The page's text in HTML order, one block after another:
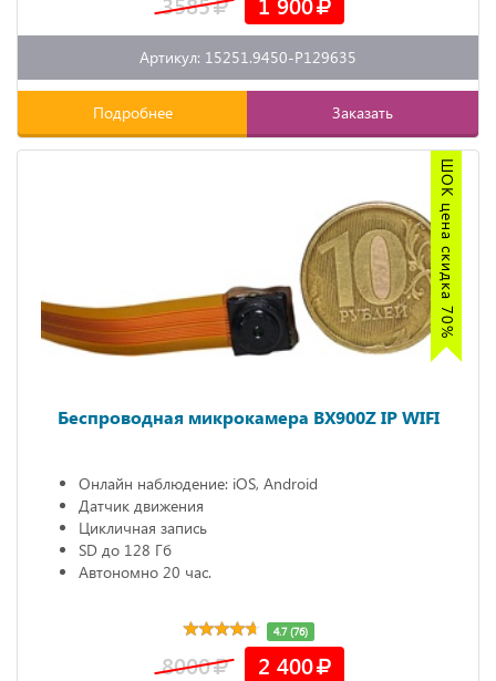
Артикул: 15251.9450-P129635
Подробнее Заказать
ШОК цена скидка 70%
Беспроводная микрокамера BX900Z IP WIFI
Онлайн наблюдение: iOS, Android
Датчик движения
Цикличная запись
SD до 128 Гб
Автономно 20 час.
4.7 (76)
8000 2 400